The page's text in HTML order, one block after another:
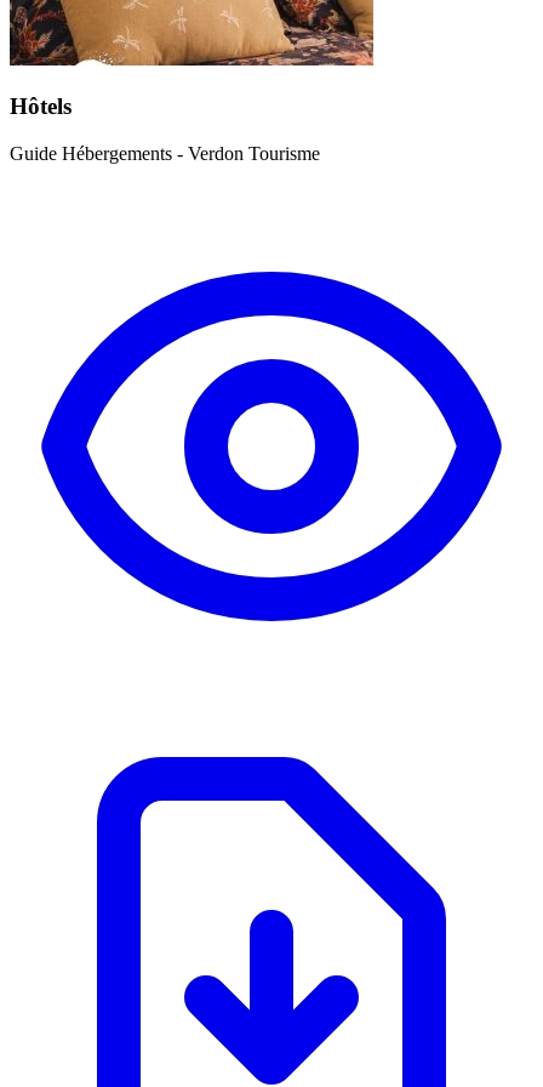
Hôtels
Guide Hébergements - Verdon Tourisme